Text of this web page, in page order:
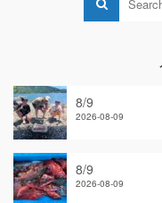
8/9
2026-08-09
8/9
2026-08-09